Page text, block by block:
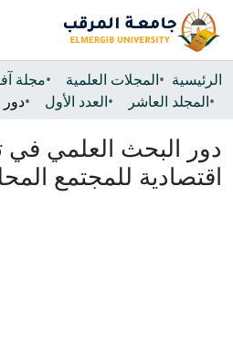
المجتمعات والحاويات
كل دي سبيس
الإحصائيات
الرئيسية المجلات العلمية
مجلة
المجلد العاشر
العدد الأول
دور البحث العلمي في
اقتصادية للمجتمع